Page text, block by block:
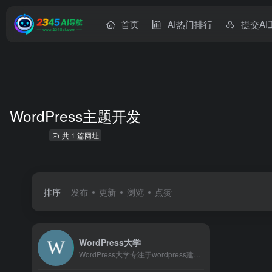
首页 AI热门排行 提交AI
WordPress主题开发
共 1 篇网址
排序 发布 更新 浏览 点赞
WordPress大学